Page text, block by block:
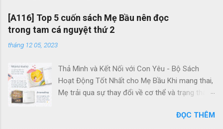
[A116] Top 5 cuốn sách Mẹ Bầu nên đọc
trong tam cá nguyệt thứ 2
tháng 12 05, 2023
Thả Mình và Kết Nối với Con Yêu - Bộ Sách
Hoạt Động Tốt Nhất cho Mẹ Bầu Khi mang thai,
Mẹ trải qua sự thay đổi về cơ thể và trạng thái
thẳng và lo lắng. Điều này quan trọng vì bé yêu
ĐỌC THÊM